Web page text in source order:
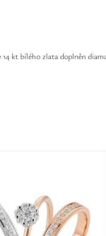
kt bílého zlata doplněn